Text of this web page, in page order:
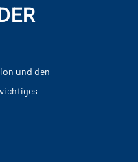
und den